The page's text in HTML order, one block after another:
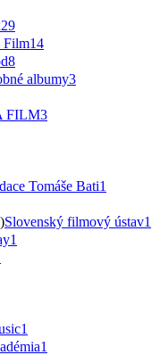
29
Film14
8
albumy3
FILM3
Tomáše Bati1
Slovenský filmový ústav1
1
1
1